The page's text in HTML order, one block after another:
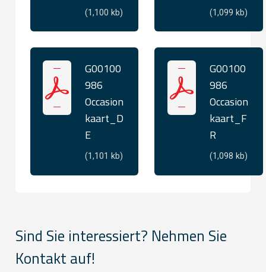
(1,100 kb) (1,099 kb)
G00100
986
Occasion
kaart_D
E
(1,101 kb)
G00100
986
Occasion
kaart_F
R
(1,098 kb)
Sind Sie interessiert? Nehmen Sie
Kontakt auf!